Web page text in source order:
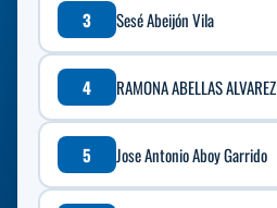
3 Sesé Abeijón Vila
4 RAMONA ABELLAS ALVAREZ
5 Jose Antonio Aboy Garrido